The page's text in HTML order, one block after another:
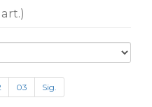
art.)
03 Sig.